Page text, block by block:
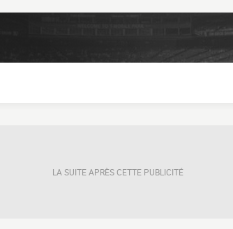
LA SUITE APRÈS CETTE PUBLICITÉ